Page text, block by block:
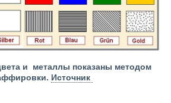
и металлы показаны методом
Источник